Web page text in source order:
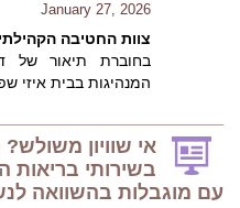
January 27, 2026
צוות החטיבה
בחוברת תיאור של
המנהיגות בבית איזי
אי שוויון
בשירותי
עם מוגבלות בהשוואה